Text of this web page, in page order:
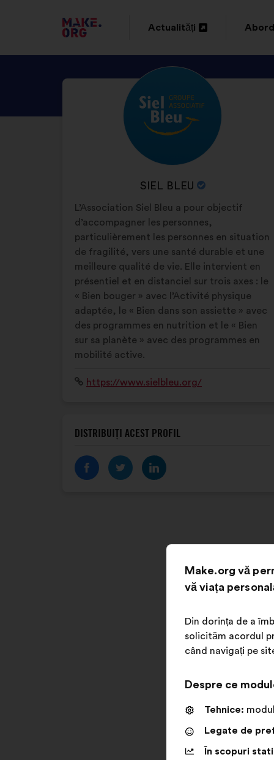
DIRECȚIONARE
SPRE
PRIMA
PAGINĂ
MAKE.ORG
Actualități
într-
filă
nouă
DESCOPERIȚI
PROFILUL
SIEL
NUMELE
ORGANIZAȚIEI:
SIEL BLEU
Biografie:
L’Association Siel Bleu a pour objectif
d’accompagner les personnes,
particulièrement les personnes en situation
de fragilité, vers une santé durable et une
meilleure qualité de vie. Elle intervient en
présentiel et en distanciel sur trois axes : le
« Bien bouger » avec l’Activité physique
adaptée, le « Bien dans son assiette » avec
des programmes en nutrition et le « Bien
sur sa planète » avec des programmes en
mobilité active.
Sitehttps://www.sielbleu.org/
DISTRIBUIȚI ACEST PROFIL
Make.org vă
vă viața
Din dorința de a
solicităm acordul
când navigați pe
Despre ce
Tehnice:
Legate de
În scopuri